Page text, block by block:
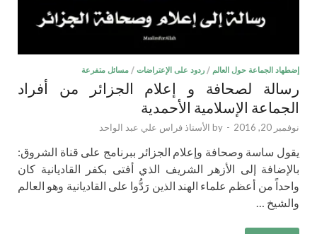
إضطهاد الجماعة حول العالم / ردود على الإعتراضات / مسائل متفرعة
رسالة لصحافة و إعلام الجزائر من أفراد
الجماعة الإسلامية الأحمدية
نوفمبر 20, 2016 -
by الأستاذ فراس علي عبد الواحد
يقول ساسة وصحافة وإعلام الجزائر ببرنامج على قناة الشروق:
بالإضافة إلى الأزهر الشريف الذي أفتى بكفر القاديانية كان
واحداً من أعظم علماء الهند الذين رَدُّوا على القاديانية وهو العالم
والشيخ …